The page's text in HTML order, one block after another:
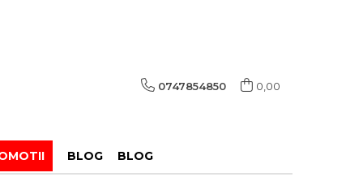
0747854850 0,00
BLOG BLOG